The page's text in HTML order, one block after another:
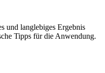
und langlebiges Ergebnis
Tipps für die Anwendung.